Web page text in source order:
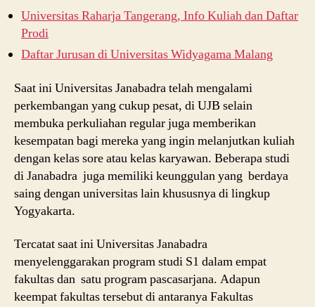
Universitas Raharja Tangerang, Info Kuliah dan Daftar
Prodi
Daftar Jurusan di Universitas Widyagama Malang
Saat ini Universitas Janabadra telah mengalami
perkembangan yang cukup pesat, di UJB selain
membuka perkuliahan regular juga memberikan
kesempatan bagi mereka yang ingin melanjutkan kuliah
dengan kelas sore atau kelas karyawan. Beberapa studi
di Janabadra juga memiliki keunggulan yang berdaya
saing dengan universitas lain khususnya di lingkup
Yogyakarta.
Tercatat saat ini Universitas Janabadra
menyelenggarakan program studi S1 dalam empat
fakultas dan satu program pascasarjana. Adapun
keempat fakultas tersebut di antaranya Fakultas